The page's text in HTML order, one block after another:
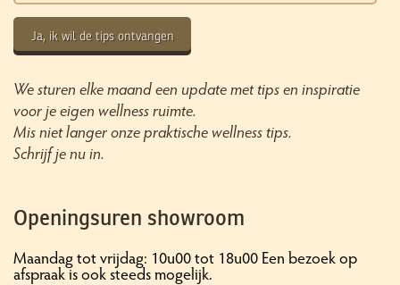
Ja, ik wil de tips ontvangen
We sturen elke maand een update met tips en inspiratie
voor je eigen wellness ruimte.
Mis niet langer onze praktische wellness tips.
Schrijf je nu in.
Openingsuren showroom
Maandag tot vrijdag: 10u00 tot 18u00 Een bezoek op
afspraak is ook steeds mogelijk.